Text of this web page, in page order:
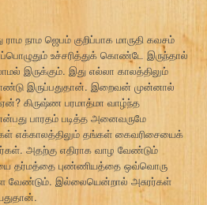
நாம ஜெபம் குறிப்பாக மாருதி கவசம்
உச்சரித்துக் கொண்டே இருந்தால்
இருக்கும். இது எல்லா காலத்திலும்
இருப்பதுதான். இறைவன் முன்னால்
கிருஷ்ண பரமாத்மா வாழ்ந்த
பாரதம் படித்த அனைவருமே
எக்காலத்திலும் தங்கள் கைவரிசையைக்
அதற்கு எதிராக வாழ வேண்டும்
தர்மத்தை புண்ணியத்தை ஒவ்வொரு
வேண்டும். இல்லையென்றால் அசுரர்கள்